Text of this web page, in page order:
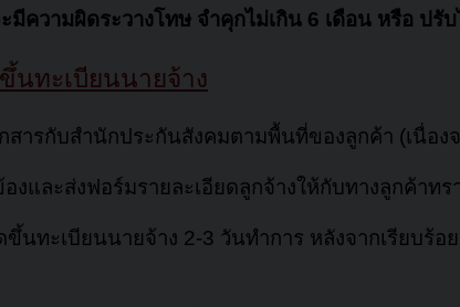
มีความผิดระวางโทษ จำคุกไม่เกิน 6 เดือน หรือ ปรั
ทะเบียนนายจ้าง
สารกับสำนักประกันสังคมตามพื้นที่ของลูกค้า (เนื่อ
องและส่งฟอร์มรายละเอียดลูกจ้างให้กับทางลูกค้าทร
ขึ้นทะเบียนนายจ้าง 2-3 วันทำการ หลังจากเรียบ